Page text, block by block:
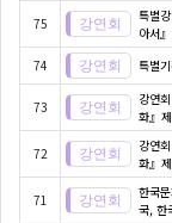
75
특별
아서』
74 특별
73
강연
화』
72
강연
화』
71
한국
국, 한